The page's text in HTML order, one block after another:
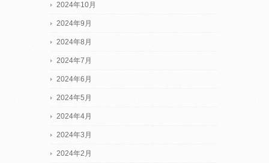
2024年10月
2024年9月
2024年8月
2024年7月
2024年6月
2024年5月
2024年4月
2024年3月
2024年2月